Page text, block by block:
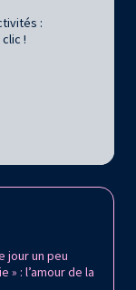
:
!
jour un peu
» : l’amour de la